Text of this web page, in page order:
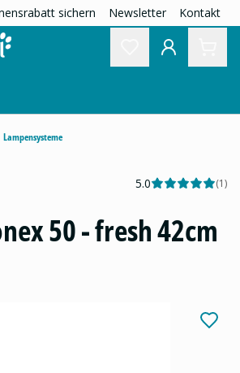
sichern Newsletter Kontakt
Lampensysteme
5.0 (1)
50 - fresh 42cm